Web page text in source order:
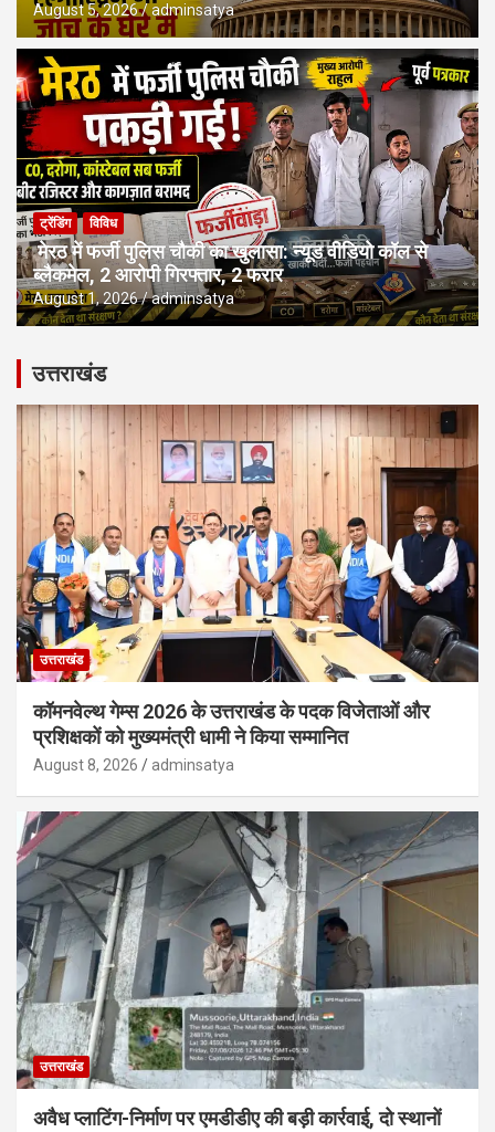
August 5, 2026 adminsatya
ट्रेंडिंग विविध
मेरठ में फर्जी पुलिस चौकी का खुलासा: न्यूड वीडियो कॉल से
ब्लैकमेल, 2 आरोपी गिरफ्तार, 2 फरार
August 1, 2026 adminsatya
उत्तराखंड
उत्तराखंड
कॉमनवेल्थ गेम्स 2026 के उत्तराखंड के पदक विजेताओं और
प्रशिक्षकों को मुख्यमंत्री धामी ने किया सम्मानित
August 8, 2026 adminsatya
उत्तराखंड
अवैध प्लाटिंग-निर्माण पर एमडीडीए की बड़ी कार्रवाई, दो स्थानों